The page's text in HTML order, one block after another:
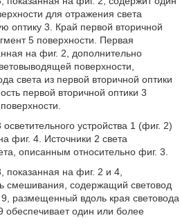
для отражения света
оптику 3. Край первой вторичной
5 поверхности. Первая
на фиг. 2, дополнительно
поверхности,
света из первой вторичной оптики
первой вторичной оптики 3
устройства 1 (фиг. 2)
фиг. 4. Источники 2 света
описанным относительно фиг. 3.
показанная на фиг. 2 и 4,
смешивания, содержащий световод
размещенный вдоль края световода
один или более